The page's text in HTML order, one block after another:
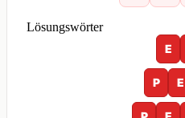
Lösungswörter
E
P E